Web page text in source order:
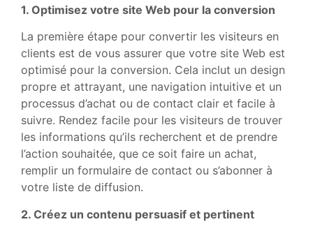
1. Optimisez votre site Web pour la conversion
La première étape pour convertir les visiteurs en
clients est de vous assurer que votre site Web est
optimisé pour la conversion. Cela inclut un design
propre et attrayant, une navigation intuitive et un
processus d’achat ou de contact clair et facile à
suivre. Rendez facile pour les visiteurs de trouver
les informations qu’ils recherchent et de prendre
l’action souhaitée, que ce soit faire un achat,
remplir un formulaire de contact ou s’abonner à
votre liste de diffusion.
2. Créez un contenu persuasif et pertinent